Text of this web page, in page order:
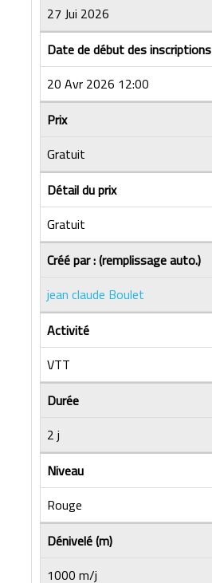
27 Jui 2026
Date de début des inscriptions
20 Avr 2026 12:00
Prix
Gratuit
Détail du prix
Gratuit
Créé par : (remplissage auto.)
jean claude Boulet
Activité
VTT
Durée
2 j
Niveau
Rouge
Dénivelé (m)
1000 m/j